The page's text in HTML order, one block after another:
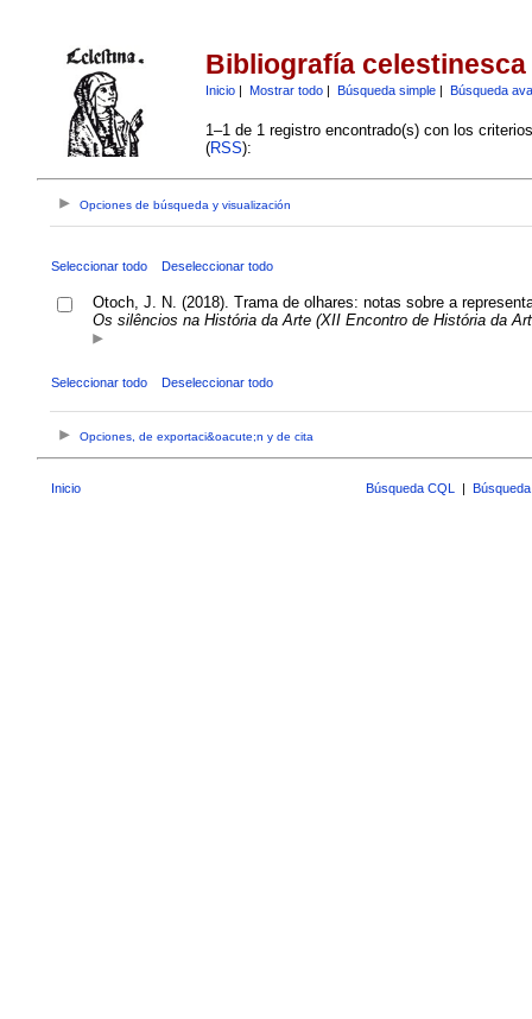
Bibliografía celestinesca
Inicio| Mostrar todo| Búsqueda simple| Búsqueda
1–1 de 1 registro encontrado(s) con los
(RSS):
Opciones de búsqueda y visualización
Seleccionar todo Deseleccionar todo
Otoch, J. N. (2018). Trama de olhares: notas sobre a
Os silêncios na História da Arte (XII Encontro de História da
Seleccionar todo Deseleccionar todo
Opciones, de exportaci&oacute;n y de cita
Inicio Búsqueda CQL |